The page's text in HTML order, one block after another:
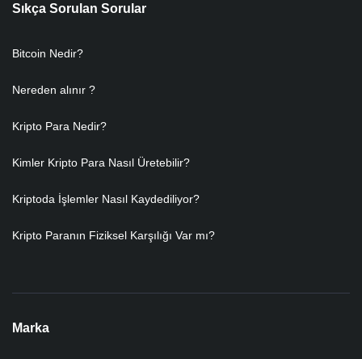
Sıkça Sorulan Sorular
Bitcoin Nedir?
Nereden alınır ?
Kripto Para Nedir?
Kimler Kripto Para Nasıl Üretebilir?
Kriptoda İşlemler Nasıl Kaydediliyor?
Kripto Paranın Fiziksel Karşılığı Var mı?
Marka